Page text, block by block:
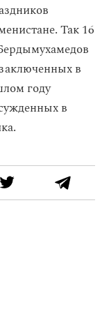
Так 16
в
году
в